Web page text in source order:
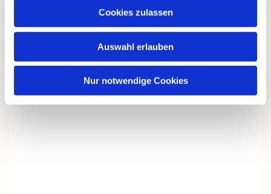
Cookies zulassen
Auswahl erlauben
Nur notwendige Cookies